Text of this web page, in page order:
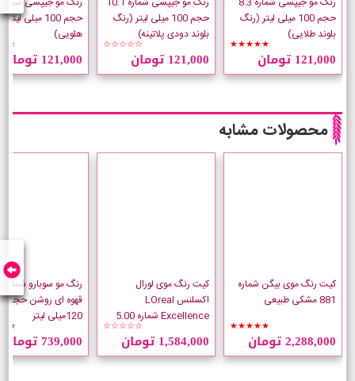
حجم 100 میلی لیتر (رنگ
بلوند طلایی)
★★★★★
121,000 تومان
حجم 100 میلی لیتر (رنگ
بلوند دودی پلاتینه)
☆☆☆☆☆
121,000 تومان
حجم 100 میلی
هلویی)
121,000 تومان
محصولات مشابه
کیت رنگ موی بیگن شماره
881 مشکی طبیعی
★★★★★
2,288,000 تومان
کیت رنگ موی لورال
اکسلنس LOreal
Excellence شماره 5.00
قهوه ای طبیعی روشن☆☆☆☆☆
1,584,000 تومان
قهوه ای روشن حجم
120میلی لیتر
739,000 تومان